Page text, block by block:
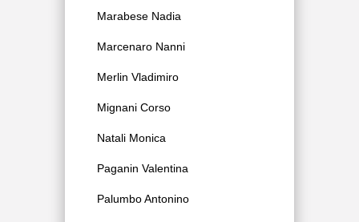
Marabese Nadia
Marcenaro Nanni
Merlin Vladimiro
Mignani Corso
Natali Monica
Paganin Valentina
Palumbo Antonino